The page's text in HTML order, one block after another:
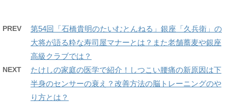
PREV
第54回「石橋貴明のたいむとんねる」銀座「久兵衛」の
大将が語る粋な寿司屋マナーとは？また老舗蕎麦や銀座
高級クラブでは？
NEXT
たけしの家庭の医学で紹介！しつこい腰痛の新原因は下
半身のセンサーの衰え？改善方法の脳トレーニングのや
り方とは？